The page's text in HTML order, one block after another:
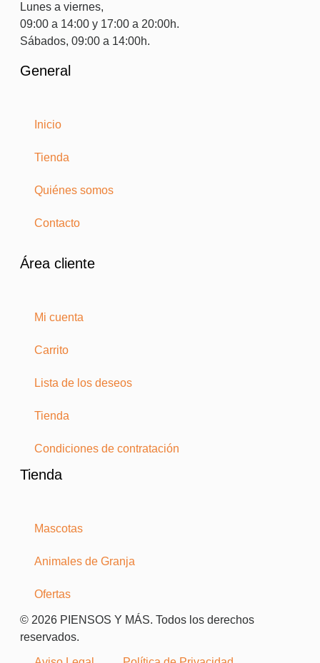
Lunes a viernes,
09:00 a 14:00 y 17:00 a 20:00h.
Sábados, 09:00 a 14:00h.
General
Inicio
Tienda
Quiénes somos
Contacto
Área cliente
Mi cuenta
Carrito
Lista de los deseos
Tienda
Condiciones de contratación
Tienda
Mascotas
Animales de Granja
Ofertas
© 2026 PIENSOS Y MÁS. Todos los derechos
reservados.